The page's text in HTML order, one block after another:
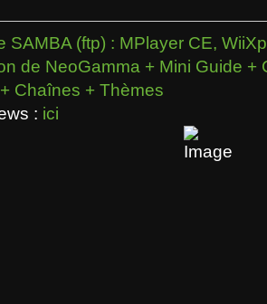
SAMBA (ftp) : MPlayer CE,
de NeoGamma + Mini Guide +
Chaînes + Thèmes
: ici